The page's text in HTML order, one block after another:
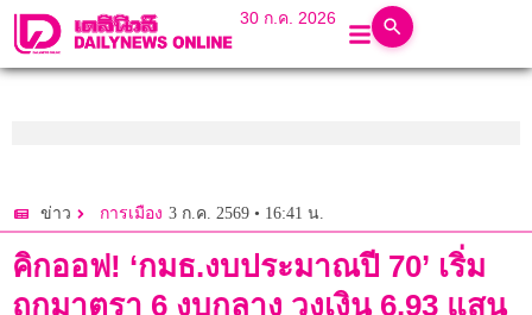
30 ก.ค. 2026
ข่าว การเมือง 3 ก.ค. 2569 • 16:41 น.
คิกออฟ! ‘กมธ.งบประมาณปี 70’ เริ่ม
ถกมาตรา 6 งบกลาง วงเงิน 6.93 แสน